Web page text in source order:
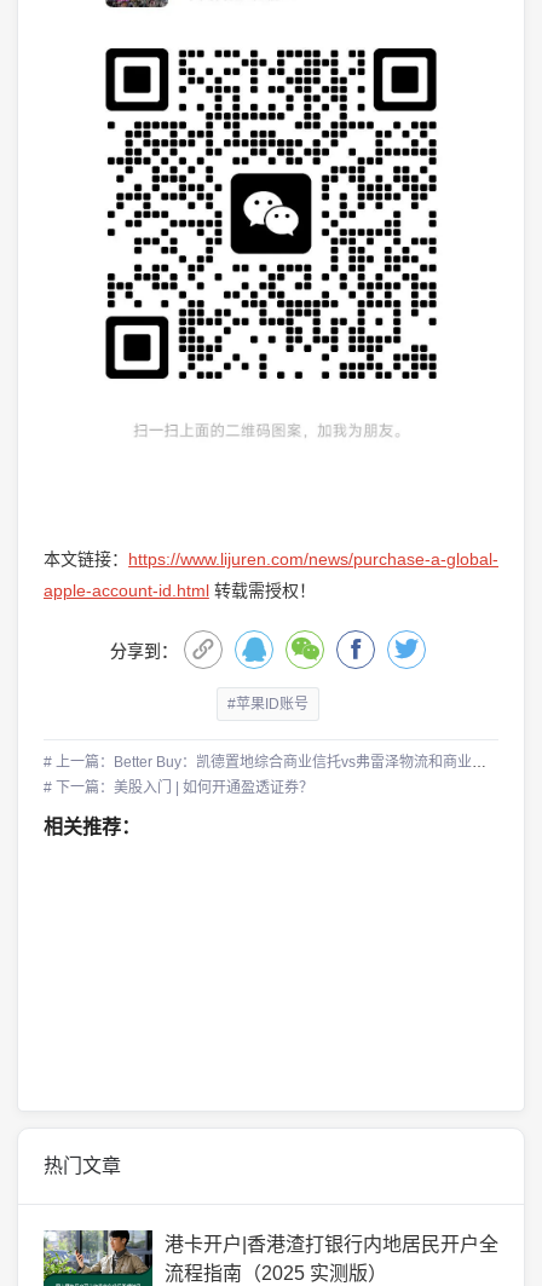
本文链接： https://www.lijuren.com/news/purchase-a-global-
apple-account-id.html转载需授权！
分享到：
#苹果ID账号
# 上一篇：Better Buy：凯德置地综合商业信托vs弗雷泽物流和商业信托
# 下一篇：美股入门 | 如何开通盈透证券？
相关推荐：
热门文章
港卡开户|香港渣打银行内地居民开户全
流程指南（2025 实测版）